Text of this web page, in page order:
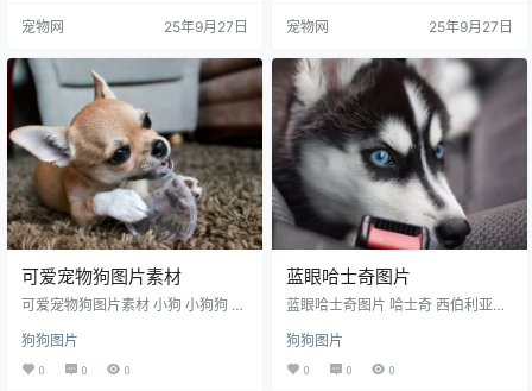
7x5605，1080*1920多种尺寸图片
件编辑和修改。
宠物网 25年9月27日
564，图片格式为JPG文件，提供 3
3多种尺寸图片免费下载，支持电脑
和手机图片软件编辑和修改。
宠物网 25年9月27日
可爱宠物狗图片素材
可爱宠物狗图片素材 小狗 小狗狗 萌
宠 家养 动物 可爱动物 生物世界 图
片大全 高清图片下载 辨率:350DPI
尺寸：2256x1504编号为1802044
狗狗图片
0 0 0
蓝眼哈士奇图片
蓝眼哈士奇图片 哈士奇 西伯利亚雪
物犬 家犬 宠物 动物 图片大全 高清
图片下载 分辨率:350DPI 尺寸：34
56x5184编号为190906454572，
狗狗图片
0 0 0